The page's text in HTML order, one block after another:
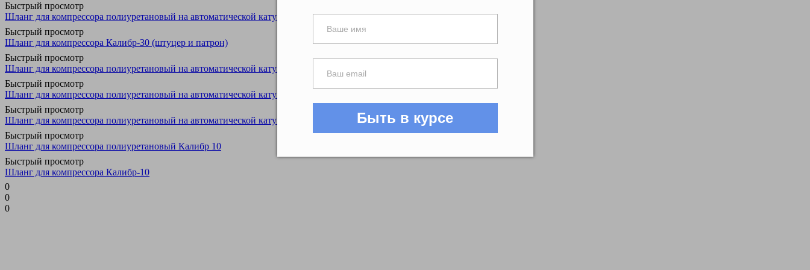
Быть в курсе
Быстрый просмотр
Шланг для компрессора полиуретановый на автоматической катушке ШАКК-15
Быстрый просмотр
Шланг для компрессора Калибр-30 (штуцер и патрон)
Быстрый просмотр
Шланг для компрессора полиуретановый на автоматической катушке ШАКК-21,5
Быстрый просмотр
Шланг для компрессора полиуретановый на автоматической катушке ШАКК-16,5
Быстрый просмотр
Шланг для компрессора полиуретановый на автоматической катушке ШАКК-26,5
Быстрый просмотр
Шланг для компрессора полиуретановый Калибр 10
Быстрый просмотр
Шланг для компрессора Калибр-10
0
0
0